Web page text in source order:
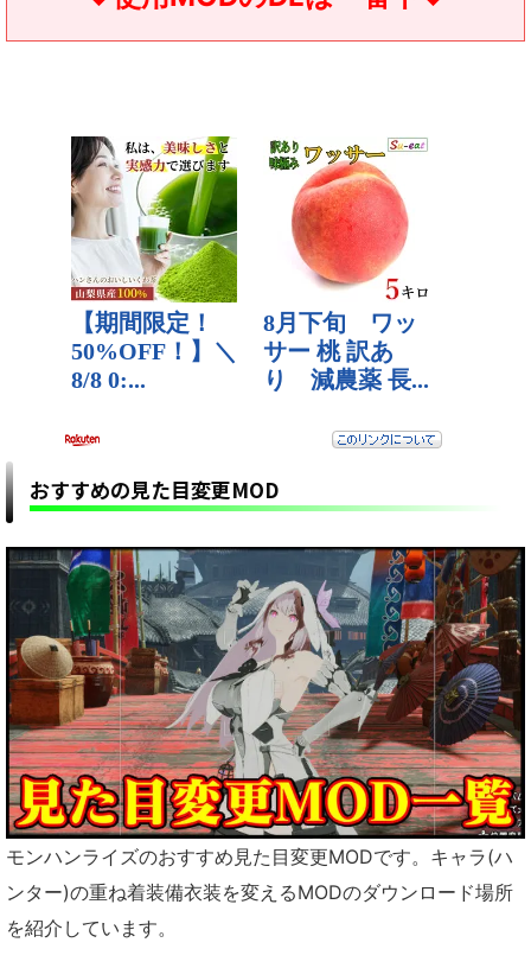
おすすめの見た目変更MOD
モンハンライズのおすすめ見た目変更MODです。キャラ(ハ
ンター)の重ね着装備衣装を変えるMODのダウンロード場所
を紹介しています。